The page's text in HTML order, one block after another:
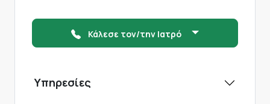
Κάλεσε τον/την Ιατρό
Υπηρεσίες